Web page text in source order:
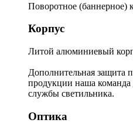
Поворотное (баннерное)
Корпус
Литой алюминиевый
Дополнительная защита
продукции наша команда
службы светильника.
Оптика